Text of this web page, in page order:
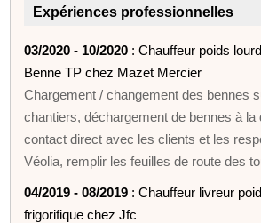
Expériences professionnelles
03/2020 - 10/2020 : Chauffeur poids
Benne TP chez Mazet Mercier
Chargement / changement des bennes
chantiers, déchargement de bennes à la
contact direct avec les clients et les
Véolia, remplir les feuilles de route des
04/2019 - 08/2019 : Chauffeur livreur
frigorifique chez Jfc